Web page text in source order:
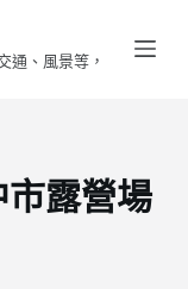
通、風景等，
市露營場